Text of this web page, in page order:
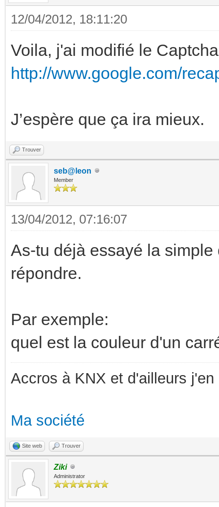
12/04/2012, 18:11:20
Voila, j'ai modifié le
http://www.google.com/
J’espère que ça ira mieux.
Trouver
seb@leon
Member
13/04/2012, 07:16:07
As-tu déjà essayé la
répondre.
Par exemple:
quel est la couleur d'un
Accros à KNX et d'ailleurs
Ma société
Site web Trouver
Ziki
Administrator